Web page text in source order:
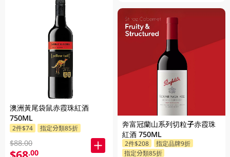
澳洲黃尾袋鼠赤霞珠紅酒
750ML
2件$74 指定分類85折
$88.00
.00
奔富冠蘭山系列切粒子赤霞珠
紅酒 750ML
2件$208
指定品牌9折
指定分類85折